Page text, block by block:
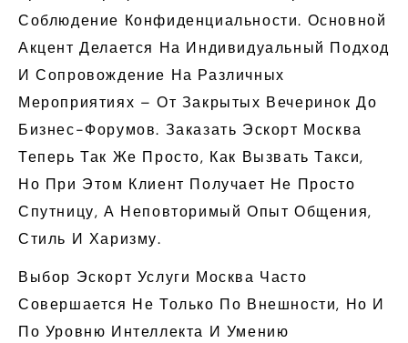
Соблюдение Конфиденциальности. Основной
Акцент Делается На Индивидуальный Подход
И Сопровождение На Различных
Мероприятиях – От Закрытых Вечеринок До
Бизнес-Форумов. Заказать Эскорт Москва
Теперь Так Же Просто, Как Вызвать Такси,
Но При Этом Клиент Получает Не Просто
Спутницу, А Неповторимый Опыт Общения,
Стиль И Харизму.
Выбор Эскорт Услуги Москва Часто
Совершается Не Только По Внешности, Но И
По Уровню Интеллекта И Умению